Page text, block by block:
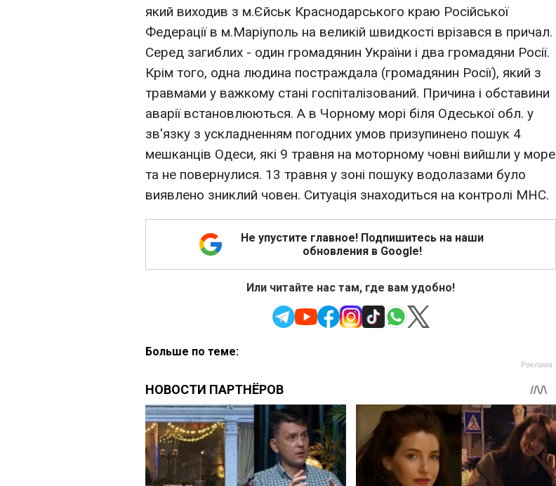
який виходив з м.Єйськ Краснодарського краю Російської
Федерації в м.Маріуполь на великій швидкості врізався в причал.
Серед загиблих - один громадянин України і два громадяни Росії.
Крім того, одна людина постраждала (громадянин Росії), який з
травмами у важкому стані госпіталізований. Причина і обставини
аварії встановлюються. А в Чорному морі біля Одеської обл. у
зв'язку з ускладненням погодних умов призупинено пошук 4
мешканців Одеси, які 9 травня на моторному човні вийшли у море
та не повернулися. 13 травня у зоні пошуку водолазами було
виявлено зниклий човен. Ситуація знаходиться на контролі МНС.
Не упустите главное! Подпишитесь на наши
обновления в Google!
Или читайте нас там, где вам удобно!
Больше по теме: